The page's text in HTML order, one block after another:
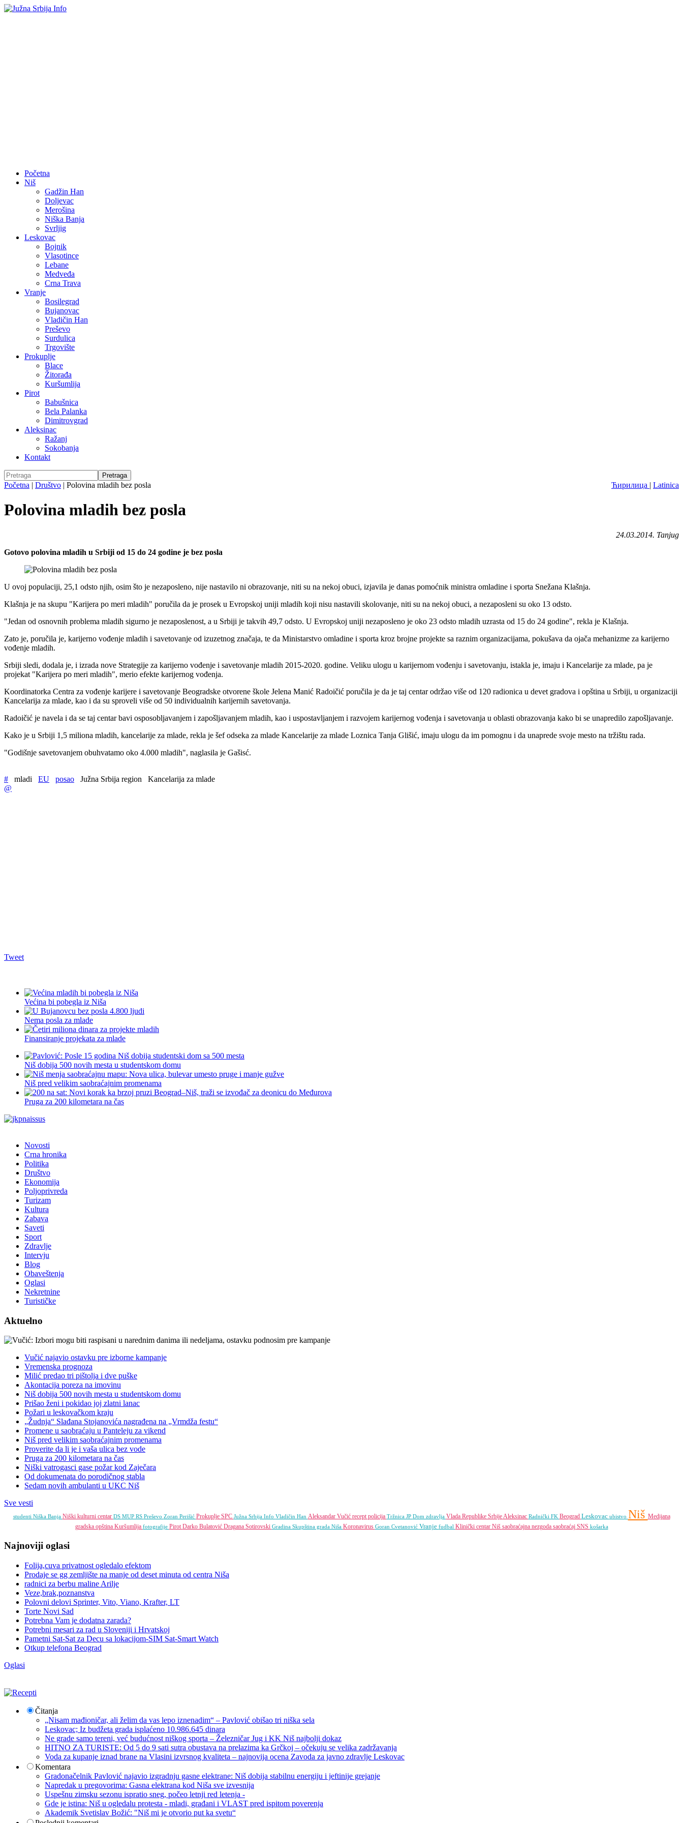
Početna
Niš
Gadžin Han
Doljevac
Merošina
Niška Banja
Svrljig
Leskovac
Bojnik
Vlasotince
Lebane
Medveđa
Crna Trava
Vranje
Bosilegrad
Bujanovac
Vladičin Han
Preševo
Surdulica
Trgovište
Prokuplje
Blace
Žitorađa
Kuršumlija
Pirot
Babušnica
Bela Palanka
Dimitrovgrad
Aleksinac
Ražanj
Sokobanja
Kontakt
Ћирилица | Latinica
Početna | Društvo | Polovina mladih bez posla
Polovina mladih bez posla
24.03.2014. Tanjug
Gotovo polovina mladih u Srbiji od 15 do 24 godine je bez posla
U ovoj populaciji, 25,1 odsto njih, osim što je nezaposleno, nije nastavilo ni obrazovanje, niti su na nekoj obuci, izjavila je danas pomoćnik ministra omladine i sporta Snežana Klašnja.
Klašnja je na skupu "Karijera po meri mladih" poručila da je prosek u Evropskoj uniji mladih koji nisu nastavili skolovanje, niti su na nekoj obuci, a nezaposleni su oko 13 odsto.
"Jedan od osnovnih problema mladih sigurno je nezaposlenost, a u Srbiji je takvih 49,7 odsto. U Evropskoj uniji nezaposleno je oko 23 odsto mladih uzrasta od 15 do 24 godine", rekla je Klašnja.
Zato je, poručila je, karijerno vođenje mladih i savetovanje od izuzetnog značaja, te da Ministarstvo omladine i sporta kroz brojne projekte sa raznim organizacijama, pokušava da ojača mehanizme za karijerno
vođenje mladih.
Srbiji sledi, dodala je, i izrada nove Strategije za karijerno vođenje i savetovanje mladih 2015-2020. godine. Veliku ulogu u karijernom vođenju i savetovanju, istakla je, imaju i Kancelarije za mlade, pa je
projekat "Karijera po meri mladih", merio efekte karijernog vođenja.
Koordinatorka Centra za vođenje karijere i savetovanje Beogradske otvorene škole Jelena Manić Radoičić poručila je da je taj centar održao više od 120 radionica u devet gradova i opština u Srbiji, u organizaciji
Kancelarija za mlade, kao i da su sproveli više od 50 individualnih karijernih savetovanja.
Radoičić je navela i da se taj centar bavi osposobljavanjem i zapošljavanjem mladih, kao i uspostavljanjem i razvojem karijernog vođenja i savetovanja u oblasti obrazovanja kako bi se unapredilo zapošljavanje.
Kako je u Srbiji 1,5 miliona mladih, kancelarije za mlade, rekla je šef odseka za mlade Kancelarije za mlade Loznica Tanja Glišić, imaju ulogu da im pomognu i da unaprede svoje mesto na tržištu rada.
"Godišnje savetovanjem obuhvatamo oko 4.000 mladih", naglasila je Gašisć.
# mladi EU posao Južna Srbija region
Kancelarija za mlade
@
Tweet
Većina bi pobegla iz Niša
Nema posla za mlade
Finansiranje projekata za mlade
Niš dobija 500 novih mesta u studentskom domu
Niš pred velikim saobraćajnim promenama
Pruga za 200 kilometara na čas
Novosti
Crna hronika
Politika
Društvo
Ekonomija
Poljoprivreda
Turizam
Kultura
Zabava
Saveti
Sport
Zdravlje
Intervju
Blog
Obaveštenja
Oglasi
Nekretnine
Turističke
Aktuelno
Vučić najavio ostavku pre izborne kampanje
Vremenska prognoza
Milić predao tri pištolja i dve puške
Akontacija poreza na imovinu
Niš dobija 500 novih mesta u studentskom domu
Prišao ženi i pokidao joj zlatni lanac
Požari u leskovačkom kraju
„Žudnja“ Slađana Stojanovića nagrađena na „Vrmdža festu“
Promene u saobraćaju u Panteleju za vikend
Niš pred velikim saobraćajnim promenama
Proverite da li je i vaša ulica bez vode
Pruga za 200 kilometara na čas
Niški vatrogasci gase požar kod Zaječara
Od dokumenata do porodičnog stabla
Sedam novih ambulanti u UKC Niš
Sve vesti
studenti Niška Banja Niški kulturni centar DS MUP RS Preševo Zoran Perišić Prokuplje SPC Južna Srbija Info Vladičin Han Aleksandar Vučić receptpolicija Tržnica JP Dom zdravlja Vlada Republike SrbijeAleksinac Radnički FK Beograd Leskovac ubistvo Niš Medijana
gradska opština Kuršumlija fotografije PirotDarko Bulatović Dragana Sotirovski Gradina Skupština grada Niša Koronavirus Goran Cvetanović Vranje fudbal Klinički centar Niš saobraćajna nezgoda saobraćaj SNS košarka
Najnoviji oglasi
Folija,cuva privatnost ogledalo efektom
Prodaje se gg zemljište na manje od deset minuta od centra Niša
radnici za berbu maline Arilje
Veze,brak,poznanstva
Polovni delovi Sprinter, Vito, Viano, Krafter, LT
Torte Novi Sad
Potrebna Vam je dodatna zarada?
Potrebni mesari za rad u Sloveniji i Hrvatskoj
Pametni Sat-Sat za Decu sa lokacijom-SIM Sat-Smart Watch
Otkup telefona Beograd
Oglasi
Čitanja
„Nisam mađioničar, ali želim da vas lepo iznenadim“ – Pavlović obišao tri niška sela
Leskovac; Iz budžeta grada isplaćeno 10.986.645 dinara
Ne grade samo tereni, već budućnost niškog sporta – Železničar Jug i KK Niš najbolji dokaz
HITNO ZA TURISTE: Od 5 do 9 sati sutra obustava na prelazima ka Grčkoj – očekuju se velika zadržavanja
Voda za kupanje iznad brane na Vlasini izvrsnog kvaliteta – najnovija ocena Zavoda za javno zdravlje Leskovac
Komentara
Gradonačelnik Pavlović najavio izgradnju gasne elektrane: Niš dobija stabilnu energiju i jeftinije grejanje
Napredak u pregovorima: Gasna elektrana kod Niša sve izvesnija
Uspešnu zimsku sezonu ispratio sneg, počeo letnji red letenja -
Gde je istina: Niš u ogledalu protesta - mladi, građani i VLAST pred ispitom poverenja
Akademik Svetislav Božić: "Niš mi je otvorio put ka svetu“